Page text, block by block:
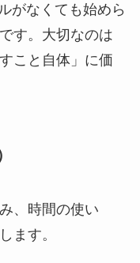
がなくても始めら
す。大切なのは
こと自体」に価
、時間の使い
ます。